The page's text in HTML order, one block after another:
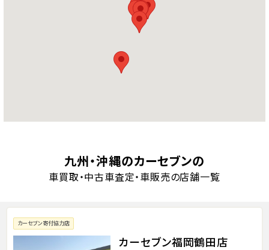
九州・沖縄のカーセブンの
車買取・中古車査定・車販売の店舗一覧
カーセブン寄付協力店
カーセブン福岡鶴田店